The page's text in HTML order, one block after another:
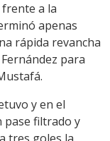
a la
apenas
rápida revancha
para
y en el
pase filtrado y